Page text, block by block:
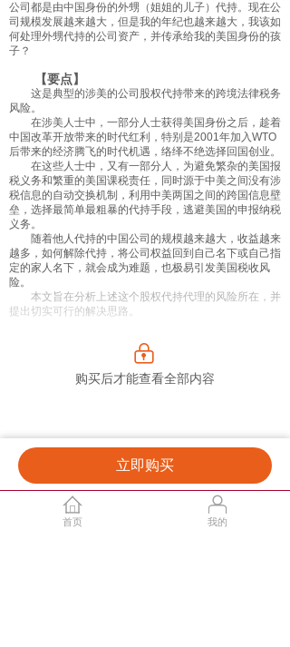
公司都是由中国身份的外甥（姐姐的儿子）代持。现在公
司规模发展越来越大，但是我的年纪也越来越大，我该如
何处理外甥代持的公司资产，并传承给我的美国身份的孩
子？
【要点】
这是典型的涉美的公司股权代持带来的跨境法律税务
风险。
在涉美人士中，一部分人士获得美国身份之后，趁着
中国改革开放带来的时代红利，特别是2001年加入WTO
后带来的经济腾飞的时代机遇，络绎不绝选择回国创业。
在这些人士中，又有一部分人，为避免繁杂的美国报
税义务和繁重的美国课税责任，同时源于中美之间没有涉
税信息的自动交换机制，利用中美两国之间的跨国信息壁
垒，选择最简单最粗暴的代持手段，逃避美国的申报纳税
义务。
随着他人代持的中国公司的规模越来越大，收益越来
越多，如何解除代持，将公司权益回到自己名下或自己指
定的家人名下，就会成为难题，也极易引发美国税收风
险。
本文旨在分析上述这个股权代持代理的风险所在，并
提出切实可行的解决思路。
购买后才能查看全部内容
立即购买
首页 我的